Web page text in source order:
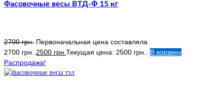
Фасовочные весы ВТД-Ф 15 кг
2700грн. Первоначальная цена составляла
2700 грн.. 2500 грн. Текущая цена: 2500 грн..
В корзину
Распродажа!